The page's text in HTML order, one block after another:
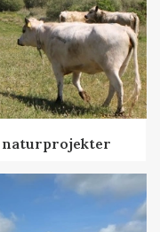
naturprojekter